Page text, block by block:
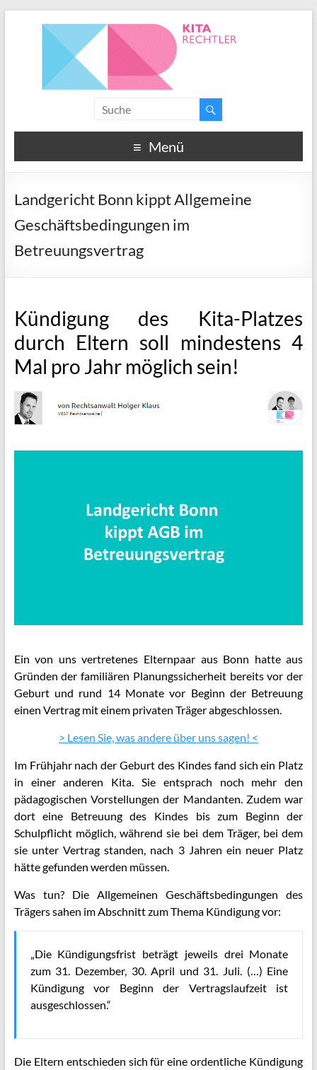
Menü
Landgericht Bonn kippt Allgemeine
Geschäftsbedingungen im
Betreuungsvertrag
Kündigung des Kita-Platzes
durch Eltern soll mindestens 4
Mal pro Jahr möglich sein!
Ein von uns vertretenes Elternpaar aus Bonn hatte aus
Gründen der familiären Planungssicherheit bereits vor der
Geburt und rund 14 Monate vor Beginn der Betreuung
einen Vertrag mit einem privaten Träger abgeschlossen.
> Lesen Sie, was andere über uns sagen! <
Im Frühjahr nach der Geburt des Kindes fand sich ein Platz
in einer anderen Kita. Sie entsprach noch mehr den
pädagogischen Vorstellungen der Mandanten. Zudem war
dort eine Betreuung des Kindes bis zum Beginn der
Schulpflicht möglich, während sie bei dem Träger, bei dem
sie unter Vertrag standen, nach 3 Jahren ein neuer Platz
hätte gefunden werden müssen.
Was tun? Die Allgemeinen Geschäftsbedingungen des
Trägers sahen im Abschnitt zum Thema Kündigung vor:
„Die Kündigungsfrist beträgt jeweils drei Monate
zum 31. Dezember, 30. April und 31. Juli. (…) Eine
Kündigung vor Beginn der Vertragslaufzeit ist
ausgeschlossen.“
Die Eltern entschieden sich für eine ordentliche Kündigung